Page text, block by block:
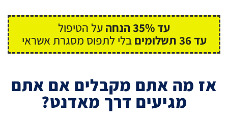
עד 35% הנחה
על הטיפול
עד 36 תשלומים
בלי לתפוס מסגרת אשראי
אז מה אתם מקבלים אם אתם
מגיעים דרך מאדנט?